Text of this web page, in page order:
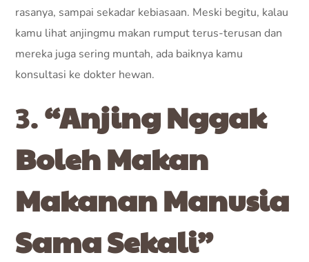
rasanya, sampai sekadar kebiasaan. Meski begitu, kalau
kamu lihat anjingmu makan rumput terus-terusan dan
mereka juga sering muntah, ada baiknya kamu
konsultasi ke dokter hewan.
3.“Anjing Nggak
Boleh Makan
Makanan Manusia
Sama Sekali”